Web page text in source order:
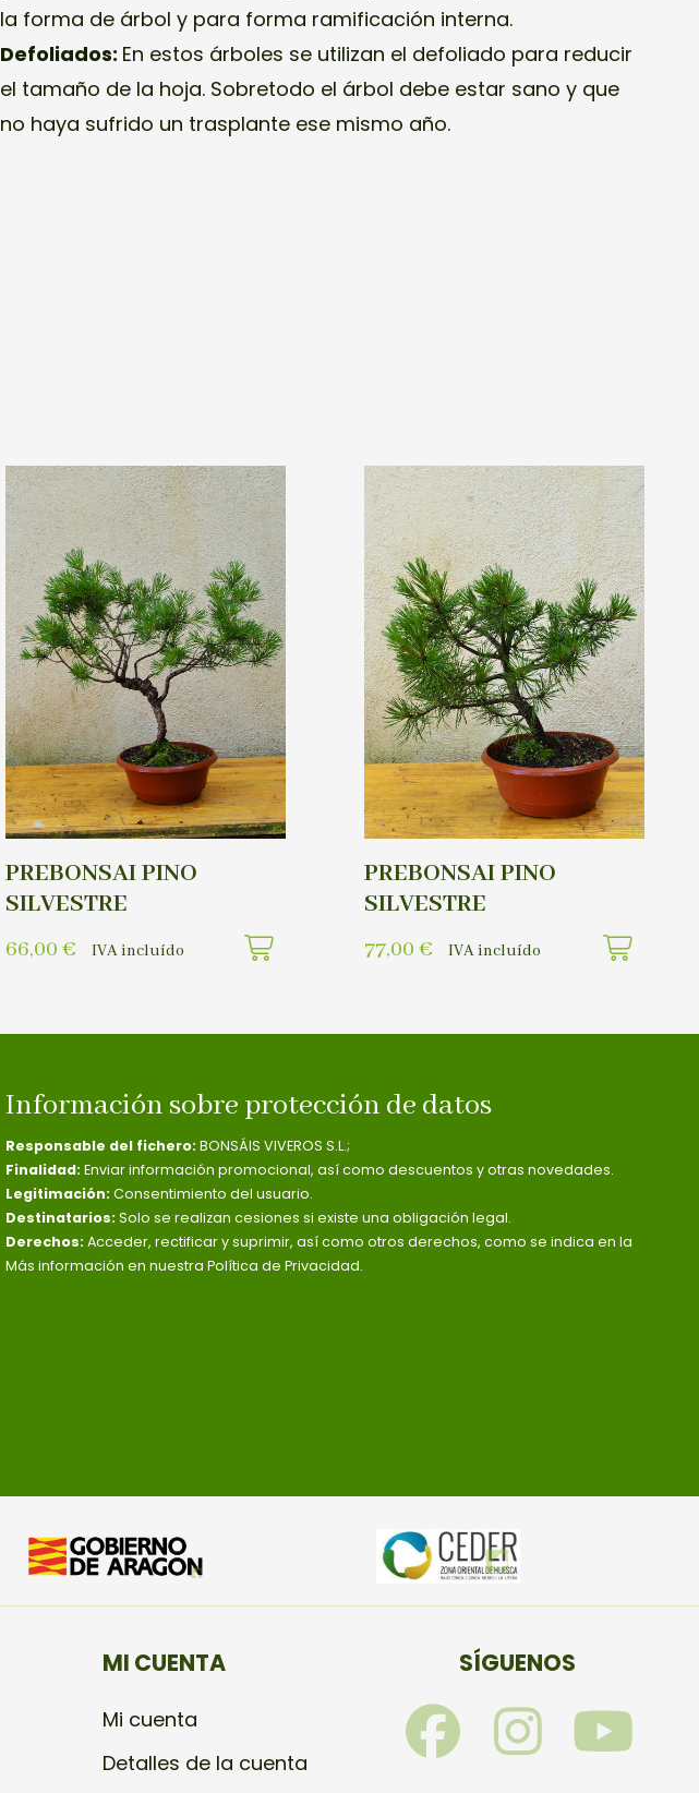
la forma de árbol y para forma ramificación interna.
Defoliados: En estos árboles se utilizan el defoliado para reducir
el tamaño de la hoja. Sobretodo el árbol debe estar sano y que
no haya sufrido un trasplante ese mismo año.
PREBONSAI PINO
SILVESTRE
66,00 € IVA incluído
PREBONSAI PINO
SILVESTRE
77,00 € IVA incluído
Información sobre protección de datos
Responsable del fichero: BONSÁIS VIVEROS S.L.;
Finalidad: Enviar información promocional, así como descuentos y otras novedades.
Legitimación: Consentimiento del usuario.
Destinatarios: Solo se realizan cesiones si existe una obligación legal.
Derechos: Acceder, rectificar y suprimir, así como otros derechos, como se indica en la
Más información en nuestra Política de Privacidad.
MI CUENTA
Mi cuenta
Detalles de la cuenta
SÍGUENOS
F I Y